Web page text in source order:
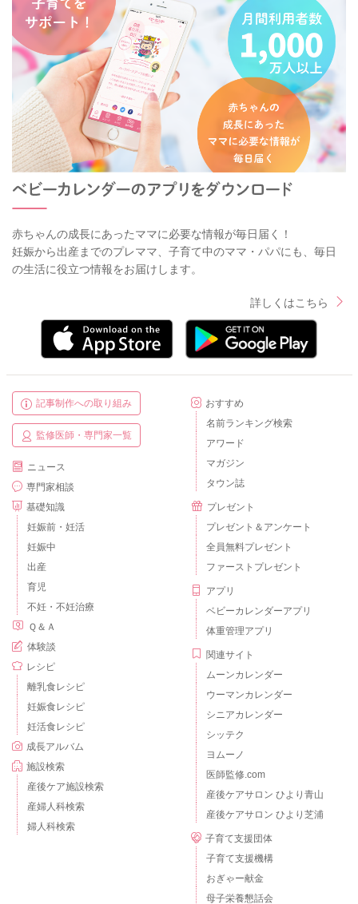
赤ちゃんの成長にあったママに必要な情報が毎日届く！
妊娠から出産までのプレママ、子育て中のママ・パパにも、毎日
の生活に役立つ情報をお届けします。
詳しくはこちら
記事制作への取り組み
監修医師・専門家一覧
ニュース
専門家相談
基礎知識
妊娠前・妊活
妊娠中
出産
育児
不妊・不妊治療
Ｑ＆Ａ
体験談
レシピ
離乳食レシピ
妊娠食レシピ
妊活食レシピ
成長アルバム
施設検索
産後ケア施設検索
産婦人科検索
婦人科検索
おすすめ
名前ランキング検索
アワード
マガジン
タウン誌
プレゼント
プレゼント＆アンケート
全員無料プレゼント
ファーストプレゼント
アプリ
ベビーカレンダーアプリ
体重管理アプリ
関連サイト
ムーンカレンダー
ウーマンカレンダー
シニアカレンダー
シッテク
ヨムーノ
医師監修.com
産後ケアサロン ひより青山
産後ケアサロン ひより芝浦
子育て支援団体
子育て支援機構
おぎゃー献金
母子栄養懇話会